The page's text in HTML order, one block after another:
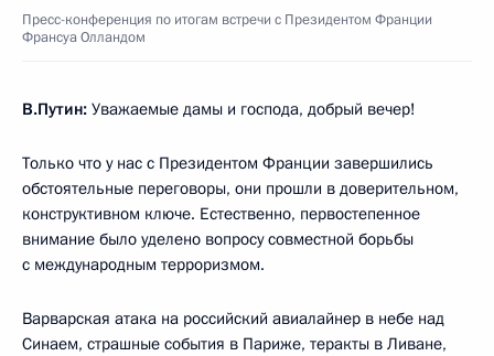
Пресс-конференция по итогам встречи с Президентом Франции
Франсуа Олландом
В.Путин: Уважаемые дамы и господа, добрый вечер!
Только что у нас с Президентом Франции завершились
обстоятельные переговоры, они прошли в доверительном,
конструктивном ключе. Естественно, первостепенное
внимание было уделено вопросу совместной борьбы
с международным терроризмом.
Варварская атака на российский авиалайнер в небе над
Синаем, страшные события в Париже, теракты в Ливане,